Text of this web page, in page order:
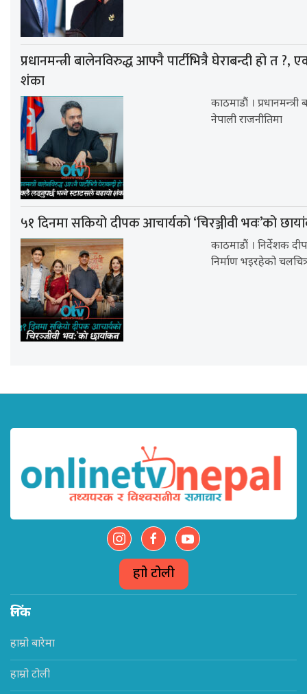
प्रधानमन्त्री बालेनविरुद्ध आफ्नै पार्टीभित्रै घेराबन्दी हो त
शंका
काठमाडौं ।
नेपाली राजनीतिमा
५१ दिनमा सकियो दीपक आचार्यको ‘चिरञ्जीवी भवः’को
काठमाडौं । निर्देशक
निर्माण भइरहेको
हाम्रो टोली
लिंक
हाम्रो बारेमा
हाम्रो टोली